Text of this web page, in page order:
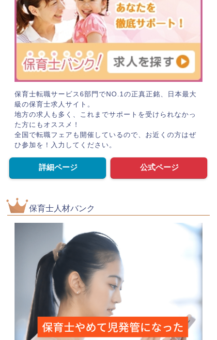
保育士転職サービス6部門でNO.1の正真正銘、日本最大
級の保育士求人サイト。
地方の求人も多く、これまでサポートを受けられなかっ
た方にもオススメ！
全国で転職フェアも開催しているので、お近くの方はぜ
ひ参加を！入力してください。
詳細ページ 公式ページ
保育士人材バンク